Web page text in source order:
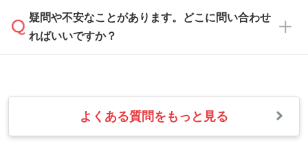
・フルカラーデータを1色に変換してほしい
・1色印刷でグラデーションや濃淡を表現した
い
本体色がナチュラルなど淡色の場合、印刷をく
っきりと目立たせたいときは濃い印刷色が、柔
らかい雰囲気にしたいときは淡い印刷色が映え
また、お選びいただいた印刷色が本体色に合わ
ない場合や仕上がりに影響しそうな場合は、ス
タッフから別の色をご案内することもございま
速やかに対応いたします。
お手数をお掛けいたしますが、至急担当スタッ
フまでご連絡ください。商品の状況を確認し、
・お届け時に商品が損傷・故障している場合
・ご注文と異なる商品が届いた場合
・印刷不良があった場合
疑問や不安なことがあります。どこに問い合わせ
ればいいですか？
業日以内に担当スタッフよりメールにてご連絡
いたします。
お急ぎの場合はお電話でのご質問も受け付けて
よくある質問をもっと見る